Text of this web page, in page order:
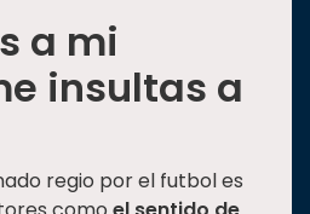
a mi
insultas a
regio por el futbol es